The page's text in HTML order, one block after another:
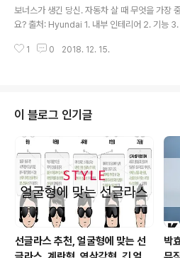
신을 상대방에게 베풀는 사랑을 통해 자신도 행
타입. 당신에겐 사랑을 잘 표현 해주는 가정적인
해 자신을 과시하고 싶은 당신. 남들에게 부러움
보너스가 생긴 당신. 자동차 살 때 무엇을 가장
요? 출처: Hyundai 1. 내부 인테리어 2. 기능
리어 즐겁고 밟게 살고 싶어 하지만 어두운 면을
dai 2. 기능 진지한 성격으로 활발하고 도전정신
신. 이성을 고를 때 당신과 함께 활동적이고 적극
을 즐길 수 있는 성격인지를 봅니다. 또한 늘 진
게 부족한 유머감각을 가진 사람이라면 더 끌리
동아닷컴 3. 가격 매사에 늘 ..
1 0 2018. 12. 15.
이 블로그 인기글
선글라스 추천, 얼굴형에 맞는 선
박